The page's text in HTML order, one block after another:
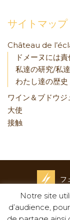
サイトマップ
Château de
ドメーヌには
私達の研究/私
わたし達の歴史
ワイン＆ブドウジ
大使
接触
フ
Notre site
d’audience,